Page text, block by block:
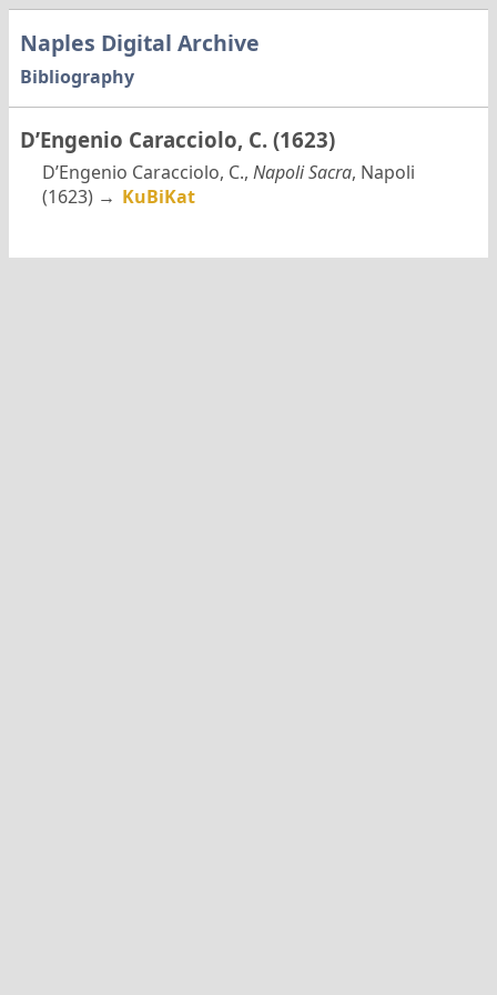
Naples Digital Archive
Bibliography
D’Engenio Caracciolo, C. (1623)
D’Engenio Caracciolo, C., Napoli Sacra, Napoli
(1623) → KuBiKat